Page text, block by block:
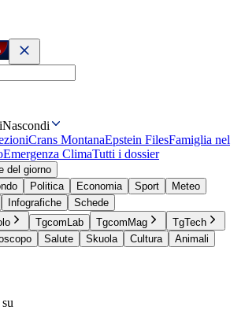
Nascondi
Crans MontanaEpstein FilesFamiglia nel
Emergenza ClimaTutti i dossier
del giorno
Politica Economia Sport
Meteo
Infografiche
Schede
TgcomLab TgcomMag
TgTech
Salute Skuola Cultura
Animali